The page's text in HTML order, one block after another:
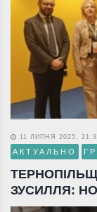
11 ЛИПНЯ 2025,
АКТУАЛЬНО
ЗУСИЛЛЯ: